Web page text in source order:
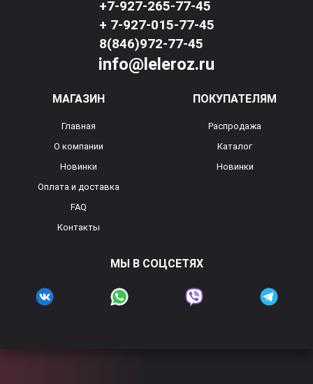
+7-927-265-77-45
+ 7-927-015-77-45
8(846)972-77-45
info@leleroz.ru
МАГАЗИН
Главная
О компании
Новинки
Оплата и доставка
FAQ
Контакты
ПОКУПАТЕЛЯМ
Распродажа
Каталог
Новинки
МЫ В СОЦСЕТЯХ